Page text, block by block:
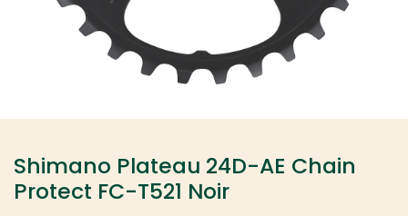
Shimano Plateau 24D-AE Chain
Protect FC-T521 Noir